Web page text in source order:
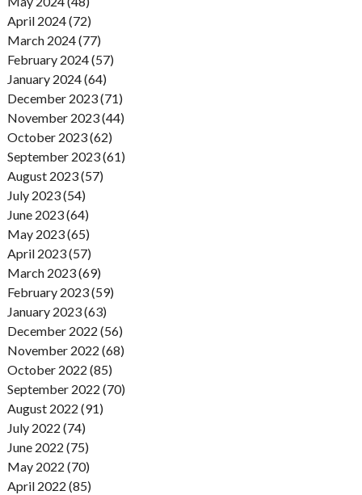
April 2024 (72)
March 2024 (77)
February 2024 (57)
January 2024 (64)
December 2023 (71)
November 2023 (44)
October 2023 (62)
September 2023 (61)
August 2023 (57)
July 2023 (54)
June 2023 (64)
May 2023 (65)
April 2023 (57)
March 2023 (69)
February 2023 (59)
January 2023 (63)
December 2022 (56)
November 2022 (68)
October 2022 (85)
September 2022 (70)
August 2022 (91)
July 2022 (74)
June 2022 (75)
May 2022 (70)
April 2022 (85)